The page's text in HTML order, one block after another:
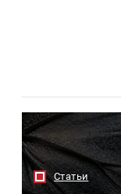
Статьи